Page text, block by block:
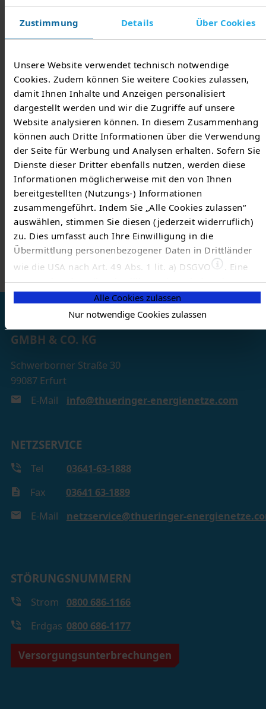
Zustimmung Details Über Cookies
Unsere Website verwendet technisch notwendige
Cookies. Zudem können Sie weitere Cookies zulassen,
damit Ihnen Inhalte und Anzeigen personalisiert
dargestellt werden und wir die Zugriffe auf unsere
Website analysieren können. In diesem Zusammenhang
können auch Dritte Informationen über die Verwendung
der Seite für Werbung und Analysen erhalten. Sofern Sie
Dienste dieser Dritter ebenfalls nutzen, werden diese
Informationen möglicherweise mit den von Ihnen
bereitgestellten (Nutzungs-) Informationen
zusammengeführt. Indem Sie „Alle Cookies zulassen“
auswählen, stimmen Sie diesen (jederzeit widerruflich)
zu. Dies umfasst auch Ihre Einwilligung in die
Übermittlung personenbezogener Daten in Drittländer
wie die USA nach Art. 49 Abs. 1 lit. a) DSGVO
. Eine
entsprechend erteilte Einwilligung kann jederzeit
widerrufen werden. Nähere Informationen zu allem
Vorgenannten finden Sie in dieser
Cookieerklärung
Datenschutzerklärung
Sie wir personenbezogene Daten verarbeiten und wie
Zum Impressum
Status Ihrer Einwilligung
Alle Cookies zulassen
Nur notwendige Cookies zulassen
Stromnetz der TEN Thüringer Energienetze
zusammengestellt.
Netzlänge gesamt 33.712 km
Verkabelungsgrad gesamt 71,8 %
Ortsnetzstationen 6.922
Umspannwerke 90
Hausanschlüsse 351.268
(Stichtag 31.12.2025)
TEN THÜRINGER ENERGIENETZE
GMBH & CO. KG
Schwerborner Straße 30
99087 Erfurt
E-Mail
info@thueringer-energienetze.com
NETZSERVICE
Tel
03641-63-1888
Fax
03641 63-1889
E-Mail
netzservice@thueringer-
STÖRUNGSNUMMERN
Strom
0800 686-1166
Erdgas 0800 686-1177
Versorgungsunterbrechungen